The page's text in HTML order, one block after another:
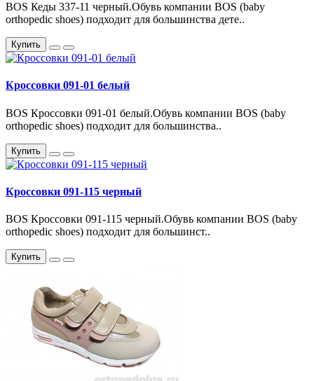
BOS Кеды 337-11 черный.Обувь компании BOS (baby
orthopedic shoes) подходит для большинства дете..
Купить
Кроссовки 091-01 белый
BOS Кроссовки 091-01 белый.Обувь компании BOS (baby
orthopedic shoes) подходит для большинства..
Купить
Кроссовки 091-115 черный
BOS Кроссовки 091-115 черный.Обувь компании BOS (baby
orthopedic shoes) подходит для большинст..
Купить